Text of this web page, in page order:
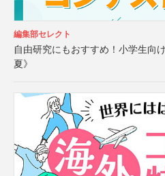
編集部セレクト
自由研究にもおすすめ！小学生向
夏》